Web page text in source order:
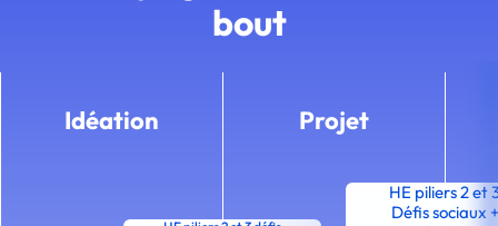
bout
Idéation Projet
HE piliers 2 et
Défis sociaux +